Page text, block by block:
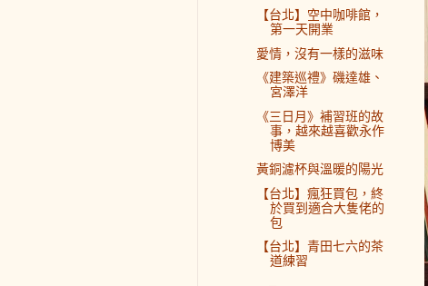
【台北】空中咖啡館，
第一天開業
愛情，沒有一樣的滋味
《建築巡禮》磯達雄、
宮澤洋
《三日月》補習班的故
事，越來越喜歡永作
博美
黃銅濾杯與溫暖的陽光
【台北】瘋狂買包，終
於買到適合大隻佬的
包
【台北】青田七六的茶
道練習